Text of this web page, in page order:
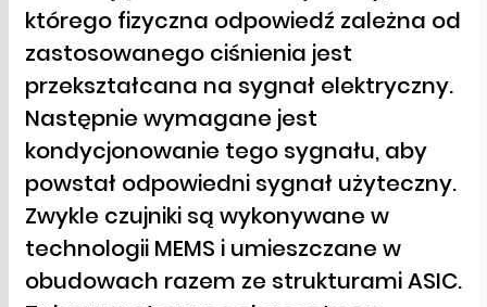
którego fizyczna odpowiedź zależna od
zastosowanego ciśnienia jest
przekształcana na sygnał elektryczny.
Następnie wymagane jest
kondycjonowanie tego sygnału, aby
powstał odpowiedni sygnał użyteczny.
Zwykle czujniki są wykonywane w
technologii MEMS i umieszczane w
obudowach razem ze strukturami ASIC.